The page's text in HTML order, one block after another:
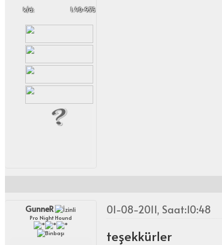
k/d: 1.40-9.75
GunneR
Pro Night Hound
01-08-2011, Saat:10:48
teşekkürler